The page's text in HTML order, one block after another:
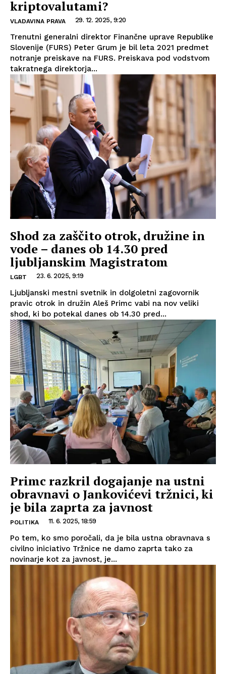
kriptovalutami?
VLADAVINA PRAVA 29. 12. 2025, 9:20
Trenutni generalni direktor Finančne uprave Republike
Slovenije (FURS) Peter Grum je bil leta 2021 predmet
notranje preiskave na FURS. Preiskava pod vodstvom
takratnega direktorja...
Shod za zaščito otrok, družine in
vode – danes ob 14.30 pred
ljubljanskim Magistratom
LGBT 23. 6. 2025, 9:19
Ljubljanski mestni svetnik in dolgoletni zagovornik
pravic otrok in družin Aleš Primc vabi na nov veliki
shod, ki bo potekal danes ob 14.30 pred...
Primc razkril dogajanje na ustni
obravnavi o Jankovićevi tržnici, ki
je bila zaprta za javnost
POLITIKA 11. 6. 2025, 18:59
Po tem, ko smo poročali, da je bila ustna obravnava s
civilno iniciativo Tržnice ne damo zaprta tako za
novinarje kot za javnost, je...